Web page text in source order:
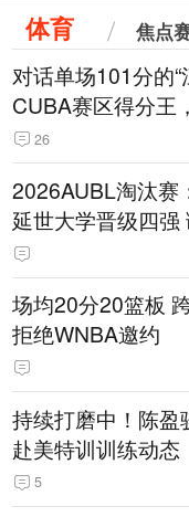
体育 焦点
对话单场101分的“
CUBA赛区得分王
A选秀
26
2026AUBL淘汰赛
延世大学晋级四强
场均20分20篮板
拒绝WNBA邀约
持续打磨中！陈盈
赴美特训训练动态
5